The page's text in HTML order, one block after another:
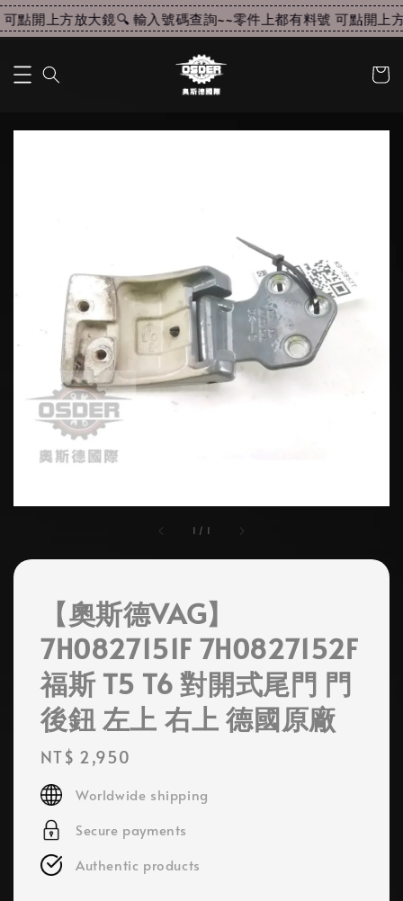
點開上方放大鏡🔍 輸入號碼查詢~~零件上都有料號 可點開上
1 / 1
【奧斯德VAG】
7H0827151F 7H0827152F
福斯 T5 T6 對開式尾門 門
後鈕 左上 右上 德國原廠
Regular
price
NT$ 2,950
Worldwide shipping
Secure payments
Authentic products